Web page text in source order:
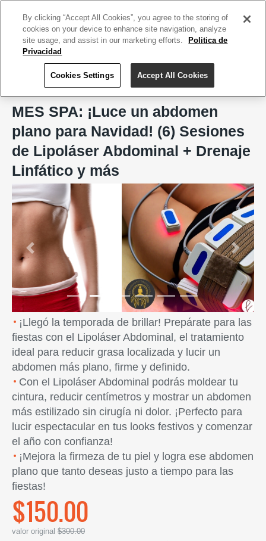
MES SPA, Arecibo
MES SPA: ¡Luce un abdomen
plano para Navidad! (6) Sesiones
de Lipoláser Abdominal + Drenaje
Linfático y más
Previous Next
¡Llegó la temporada de brillar! Prepárate para las
fiestas con el Lipoláser Abdominal, el tratamiento
ideal para reducir grasa localizada y lucir un
abdomen más plano, firme y definido.
Con el Lipoláser Abdominal podrás moldear tu
cintura, reducir centímetros y mostrar un abdomen
más estilizado sin cirugía ni dolor. ¡Perfecto para
lucir espectacular en tus looks festivos y comenzar
el año con confianza!
¡Mejora la firmeza de tu piel y logra ese abdomen
plano que tanto deseas justo a tiempo para las
fiestas!
$150.00
valor original $300.00
By clicking “Accept All Cookies”, you agree to the storing of
cookies on your device to enhance site navigation, analyze
site usage, and assist in our marketing efforts.
Politica de
Privacidad
Cookies Settings Accept All Cookies